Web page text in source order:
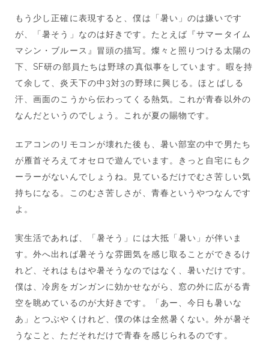
もう少し正確に表現すると、僕は「暑い」のは嫌いです
が、「暑そう」なのは好きです。たとえば『サマータイム
マシン・ブルース』冒頭の描写。燦々と照りつける太陽の
下、SF研の部員たちは野球の真似事をしています。暇を持
て余して、炎天下の中3対3の野球に興じる。ほとばしる
汗、画面のこうから伝わってくる熱気。これが青春以外の
なんだというのでしょう。これが夏の賜物です。
エアコンのリモコンが壊れた後も、暑い部室の中で男たち
が雁首そろえてオセロで遊んでいます。きっと自宅にもク
ーラーがないんでしょうね。見ているだけでむさ苦しい気
持ちになる。このむさ苦しさが、青春というやつなんです
よ。
実生活であれば、「暑そう」には大抵「暑い」が伴いま
す。外へ出れば暑そうな雰囲気を感じ取ることができるけ
れど、それはもはや暑そうなのではなく、暑いだけです。
僕は、冷房をガンガンに効かせながら、窓の外に広がる青
空を眺めているのが大好きです。「あー、今日も暑いな
あ」とつぶやくけれど、僕の体は全然暑くない。外が暑そ
うなこと、ただそれだけで青春を感じられるのです。